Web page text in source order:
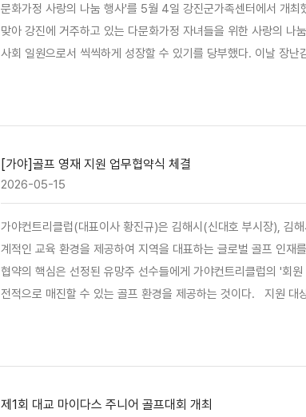
문화가정 사랑의 나눔 행사'를 5월 4일 강진군가족센터에서 개
맞아 강진에 거주하고 있는 다문화가정 자녀들을 위한 사랑의
사회 일원으로서 씩씩하게 성장할 수 있기를 당부했다. 이날 장
[가야]골프 영재 지원 업무협약식 체결
2026-05-15
가야컨트리클럽(대표이사 황진규)은 김해시(신대호 부시장), 김
계적인 교육 환경을 제공하여 지역을 대표하는 글로벌 골프 인
협약의 핵심은 선정된 유망주 선수들에게 가야컨트리클럽의 '회
전적으로 매진할 수 있는 골프 환경을 제공하는 것이다. 지원 대상자로 선정된 유지은(경원고 1학년) 선수는 2026년 전국소년체전 경남 대표 선발전 우승 및 박
제1회 대교 마이다스 주니어 골프대회 개최